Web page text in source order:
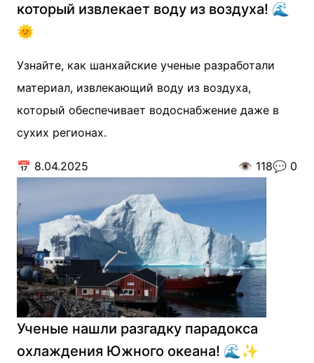
который извлекает воду из воздуха! 🌊
🌞
Узнайте, как шанхайские ученые разработали
материал, извлекающий воду из воздуха,
который обеспечивает водоснабжение даже в
сухих регионах.
📅 8.04.2025 👁️ 118💬 0
Ученые нашли разгадку парадокса
охлаждения Южного океана! 🌊✨